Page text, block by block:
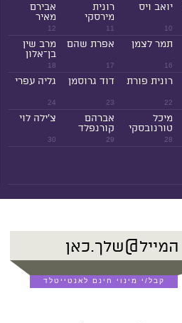
10
יואב ויס
11
רונית
מירסקי
12
אבירם
מאיר
16
תמר לצמן
17
אפרת שהם
18
מרב שין
בן־אלון
22
רונית פורת
23
דוד גרוסמן
24
גליה עפרי
28
מיכל
טורנובסקי
29
אברהם
קורנפלד
30
צ'ילה לוי